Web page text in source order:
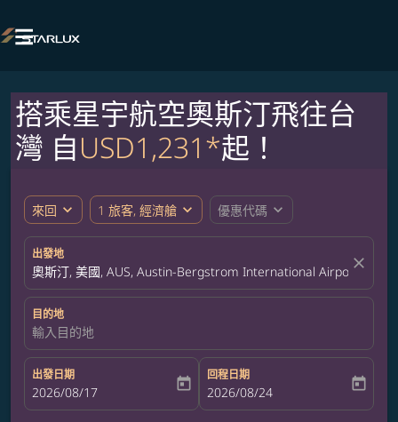

搭乘星宇航空奧斯汀飛往台
灣 自USD1,231*起！
來回 expand_more 1 旅客, 經濟艙 expand_more 優惠代碼 expand_more
出發地
奧斯汀, 美國, AUS, Austin-Bergstrom International Airportclose
目的地
輸入目的地
出發日期
fc-booking-departure-date-aria-label
2026/08/17 today
回程日期
fc-booking-return-date-aria-label
2026/08/24 today